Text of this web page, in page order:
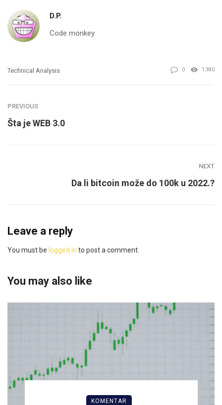
D.P.
Code monkey
Technical Analysis 0 1380
PREVIOUS
Šta je WEB 3.0
NEXT
Da li bitcoin može do 100k u 2022.?
Leave a reply
You must be logged in to post a comment.
You may also like
KOMENTAR